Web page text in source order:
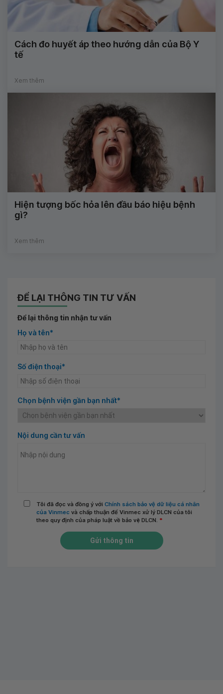
Cách đo huyết áp theo hướng dẫn của Bộ Y
tế
Xem thêm
Hiện tượng bốc hỏa lên đầu báo hiệu bệnh
gì?
Xem thêm
ĐỂ LẠI THÔNG TIN TƯ VẤN
Để lại thông tin nhận tư vấn
Họ và tên*
Số điện thoại*
Chọn bệnh viện gần bạn nhất*
Nội dung cần tư vấn
Tôi đã đọc và đồng ý với Chính sách bảo vệ dữ liệu cá nhân
của Vinmec và chấp thuận để Vinmec xử lý DLCN của tôi
theo quy định của pháp luật về bảo vệ DLCN. *
Gửi thông tin